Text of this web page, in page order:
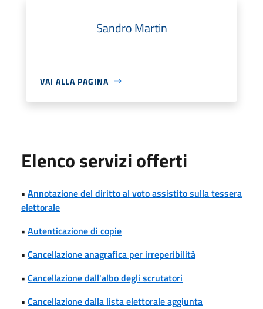
Sandro Martin
VAI ALLA PAGINA
Elenco servizi offerti
• Annotazione del diritto al voto assistito sulla tessera
elettorale
• Autenticazione di copie
• Cancellazione anagrafica per irreperibilità
• Cancellazione dall'albo degli scrutatori
• Cancellazione dalla lista elettorale aggiunta